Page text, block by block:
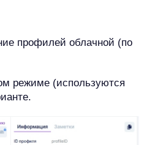
профилей облачной (по
режиме (используются